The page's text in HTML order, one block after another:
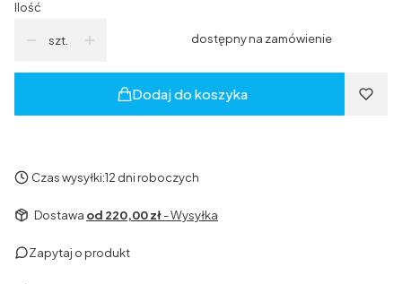
Ilość
szt. dostępny na zamówienie
Dodaj do koszyka
Czas wysyłki:12 dni roboczych
Dostawa od 220,00 zł- Wysyłka
Zapytaj o produkt